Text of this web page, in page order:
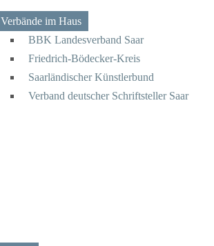
Verbände im Haus
BBK Landesverband Saar
Friedrich-Bödecker-Kreis
Saarländischer Künstlerbund
Verband deutscher Schriftsteller Saar